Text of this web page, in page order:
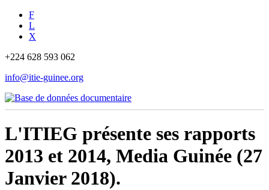
F
L
X
+224 628 593 062
info@itie-guinee.org
L'ITIEG présente ses rapports
2013 et 2014, Media Guinée (27
Janvier 2018).